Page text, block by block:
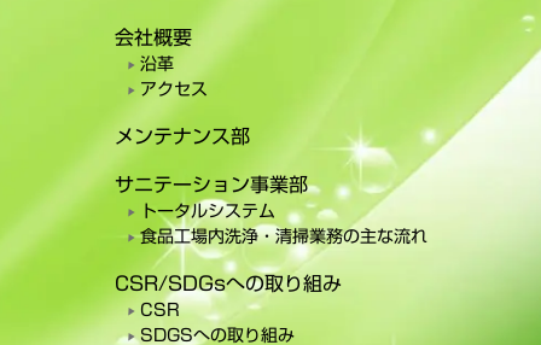
会社概要
沿革
アクセス
メンテナンス部
サニテーション事業部
トータルシステム
食品工場内洗浄・清掃業務の主な流れ
CSR/SDGsへの取り組み
CSR
SDGSへの取り組み